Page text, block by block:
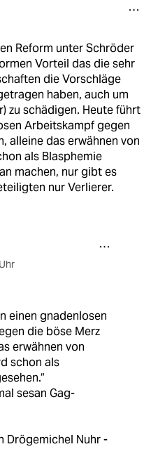
Reform unter Schröder
Vorteil das die sehr
die Vorschläge
haben, auch um
zu schädigen. Heute führt
Arbeitskampf gegen
alleine das erwähnen von
als Blasphemie
machen, nur gibt es
nur Verlierer.
einen gnadenlosen
die böse Merz
erwähnen von
schon als
sesan Gag-
Drögemichel Nuhr -